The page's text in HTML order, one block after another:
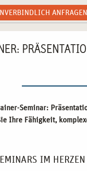
ANFRAGEN
Seminar:
Ihre Fähigkeit,
IM HERZEN